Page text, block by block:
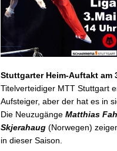
Stuttgarter Heim-Auftakt am
Titelverteidiger MTT Stuttgart
Aufsteiger, aber der hat es in
Die Neuzugänge Matthias
Skjerahaug (Norwegen)
in dieser Saison.